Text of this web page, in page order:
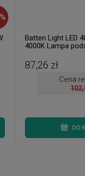
%
Batten Light LED
4000K Lampa
Wysyłka 24 h. )
87,26 zł
Cena
DO